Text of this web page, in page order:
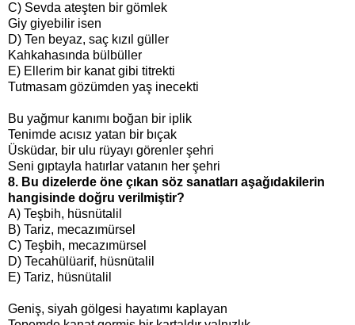
C) Sevda ateşten bir gömlek
Giy giyebilir isen
D) Ten beyaz, saç kızıl güller
Kahkahasında bülbüller
E) Ellerim bir kanat gibi titrekti
Tutmasam gözümden yaş inecekti
Bu yağmur kanımı boğan bir iplik
Tenimde acısız yatan bir bıçak
Üsküdar, bir ulu rüyayı görenler şehri
Seni gıptayla hatırlar vatanın her şehri
8. Bu dizelerde öne çıkan söz sanatları aşağıdakilerin
hangisinde doğru verilmiştir?
A) Teşbih, hüsnütalil
B) Tariz, mecazımürsel
C) Teşbih, mecazımürsel
D) Tecahülüarif, hüsnütalil
E) Tariz, hüsnütalil
Geniş, siyah gölgesi hayatımı kaplayan